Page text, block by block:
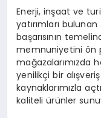
Enerji, inşaat ve
yatırımları
başarısının
memnuniyetini ön
mağazalarımızda
yenilikçi bir
kaynaklarımızla
kaliteli ürünler